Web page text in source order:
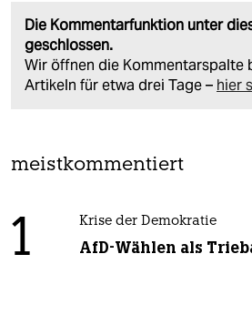
Die Kommentarfunktion unter
geschlossen.
Wir öffnen die Kommentarspalte
Artikeln für etwa drei Tage – hier
meistkommentiert
1 Krise der Demokratie
AfD-Wählen als